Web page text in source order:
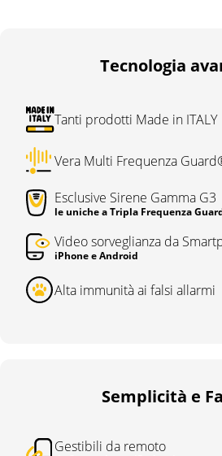
Tecnologia
Tanti prodotti Made in ITALY
Vera Multi Frequenza
Esclusive Sirene Gamma G3
le uniche a Tripla Frequenza
Video sorveglianza da
iPhone e Android
Alta immunità ai falsi allarmi
Semplicità e
Gestibili da remoto